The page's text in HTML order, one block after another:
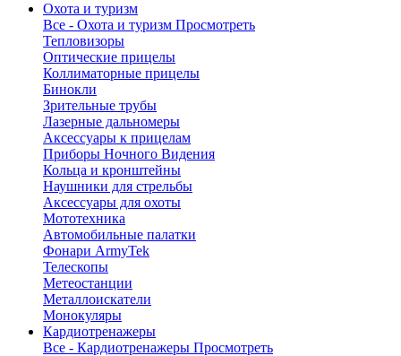
Охота и туризм
Все - Охота и туризм Просмотреть
Тепловизоры
Оптические прицелы
Коллиматорные прицелы
Бинокли
Зрительные трубы
Лазерные дальномеры
Аксессуары к прицелам
Приборы Ночного Видения
Кольца и кронштейны
Наушники для стрельбы
Аксессуары для охоты
Мототехника
Автомобильные палатки
Фонари ArmyTek
Телескопы
Метеостанции
Металлоискатели
Монокуляры
Кардиотренажеры
Все - Кардиотренажеры Просмотреть